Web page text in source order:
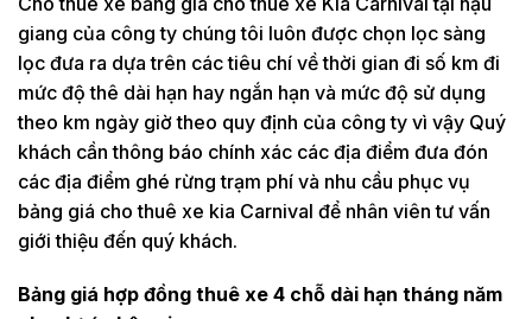
giang của công ty chúng tôi luôn được chọn lọc sàng
lọc đưa ra dựa trên các tiêu chí về thời gian đi số km đi
mức độ thê dài hạn hay ngắn hạn và mức độ sử dụng
theo km ngày giờ theo quy định của công ty vì vậy Quý
khách cần thông báo chính xác các địa điểm đưa đón
các địa điểm ghé rừng trạm phí và nhu cầu phục vụ
bảng giá cho thuê xe kia Carnival để nhân viên tư vấn
giới thiệu đến quý khách.
Bảng giá hợp đồng thuê xe 4 chỗ dài hạn tháng năm